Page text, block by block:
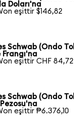
Doları'na
eşittir $146,82
Schwab (Ondo
Frangı'na
eşittir CHF 84,72
Schwab (Ondo
eşittir ₱6.376,10